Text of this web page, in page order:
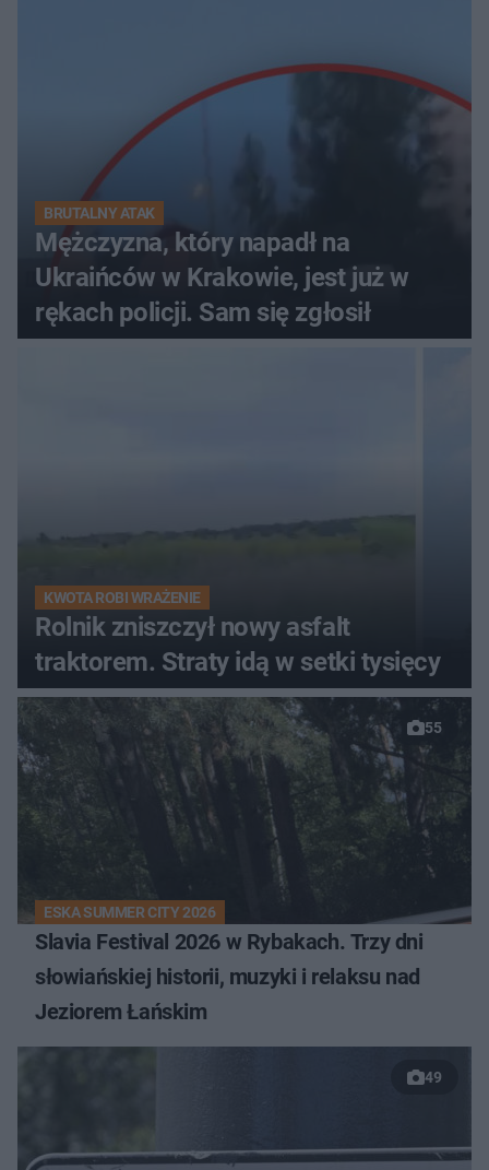
BRUTALNY ATAK
Mężczyzna, który napadł na
Ukraińców w Krakowie, jest już w
rękach policji. Sam się zgłosił
KWOTA ROBI WRAŻENIE
Rolnik zniszczył nowy asfalt
traktorem. Straty idą w setki tysięcy
55
ESKA SUMMER CITY 2026
Slavia Festival 2026 w Rybakach. Trzy dni
słowiańskiej historii, muzyki i relaksu nad
Jeziorem Łańskim
49